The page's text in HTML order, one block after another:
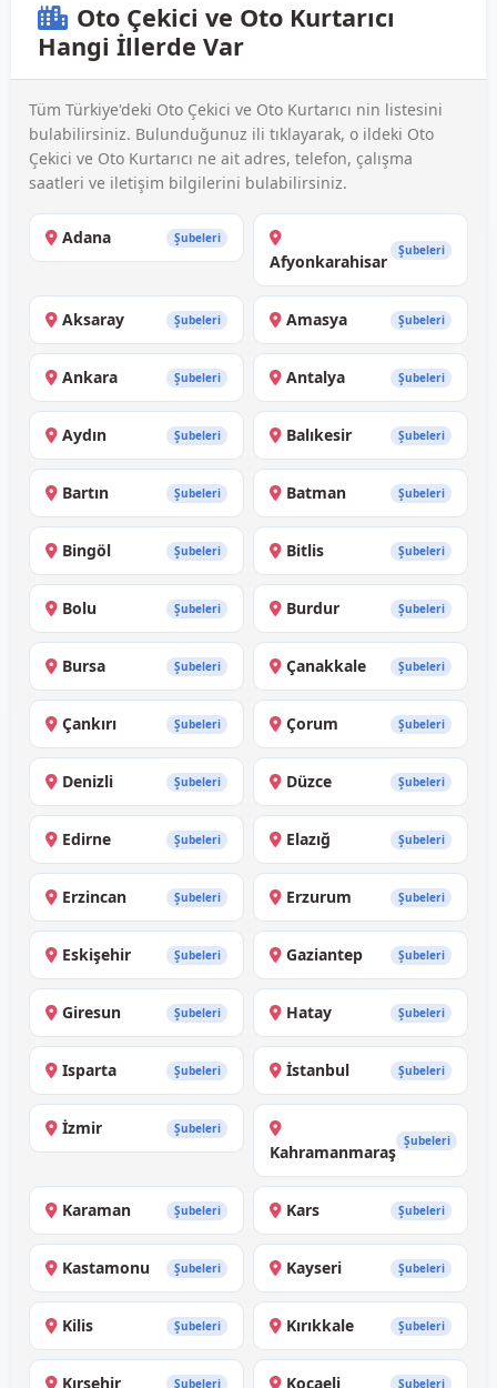
Oto Çekici ve Oto Kurtarıcı
Hangi İllerde Var
Tüm Türkiye'deki Oto Çekici ve Oto Kurtarıcı nin listesini
bulabilirsiniz. Bulunduğunuz ili tıklayarak, o ildeki Oto
Çekici ve Oto Kurtarıcı ne ait adres, telefon, çalışma
saatleri ve iletişim bilgilerini bulabilirsiniz.
Adana Şubeleri
Afyonkarahisar
Şubeleri
Aksaray Şubeleri Amasya Şubeleri
Ankara Şubeleri Antalya Şubeleri
Aydın Şubeleri Balıkesir Şubeleri
Bartın Şubeleri Batman Şubeleri
Bingöl Şubeleri Bitlis Şubeleri
Bolu Şubeleri Burdur Şubeleri
Bursa Şubeleri Çanakkale Şubeleri
Çankırı Şubeleri Çorum Şubeleri
Denizli Şubeleri Düzce Şubeleri
Edirne Şubeleri Elazığ Şubeleri
Erzincan Şubeleri Erzurum Şubeleri
Eskişehir Şubeleri Gaziantep Şubeleri
Giresun Şubeleri Hatay Şubeleri
Isparta Şubeleri İstanbul Şubeleri
İzmir Şubeleri
Kahramanmaraş
Şubeleri
Karaman Şubeleri Kars Şubeleri
Kastamonu Şubeleri Kayseri Şubeleri
Kilis Şubeleri Kırıkkale Şubeleri
Kırşehir Şubeleri Kocaeli Şubeleri